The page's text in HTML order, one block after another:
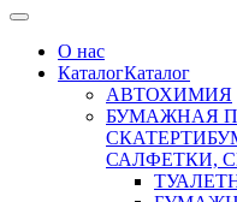
О нас
КаталогКаталог
АВТОХИМИЯ
БУМАЖНАЯ
СКАТЕРТИ
САЛФЕТКИ,